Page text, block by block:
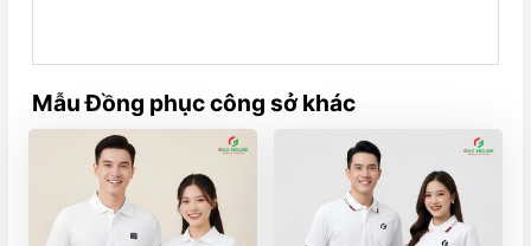
Mẫu Đồng phục công sở khác